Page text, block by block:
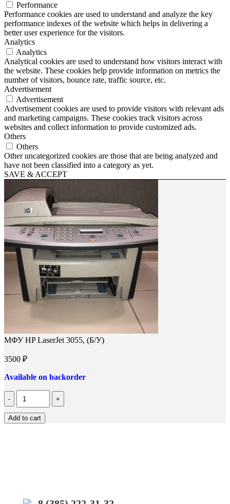
Performance
Performance cookies are used to understand and analyze the key
performance indexes of the website which helps in delivering a
better user experience for the visitors.
Analytics
Analytics
Analytical cookies are used to understand how visitors interact with
the website. These cookies help provide information on metrics the
number of visitors, bounce rate, traffic source, etc.
Advertisement
Advertisement
Advertisement cookies are used to provide visitors with relevant ads
and marketing campaigns. These cookies track visitors across
websites and collect information to provide customized ads.
Others
Others
Other uncategorized cookies are those that are being analyzed and
have not been classified into a category as yet.
SAVE & ACCEPT
МФУ HP LaserJet 3055, (Б/У)
3500 ₽
Available on backorder
Количество
МФУ
HP
LaserJet
Add to cart